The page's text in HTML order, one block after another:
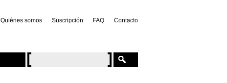
Quiénes somos Suscripción FAQ Contacto